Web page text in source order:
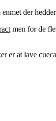
der
men for de
er at lave